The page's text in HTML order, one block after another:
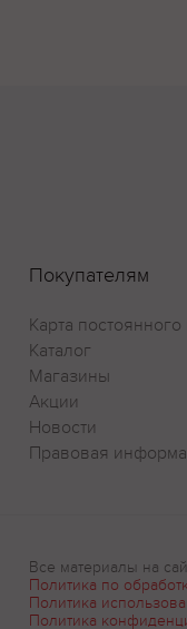
Покупателям
Карта постоянного
Каталог
Магазины
Акции
Новости
Правовая
Все материалы на
Политика по
Политика
Политика